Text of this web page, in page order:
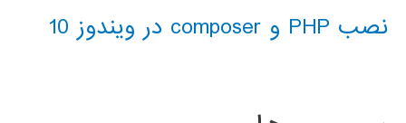
نصب PHP و composer در ویندوز 10